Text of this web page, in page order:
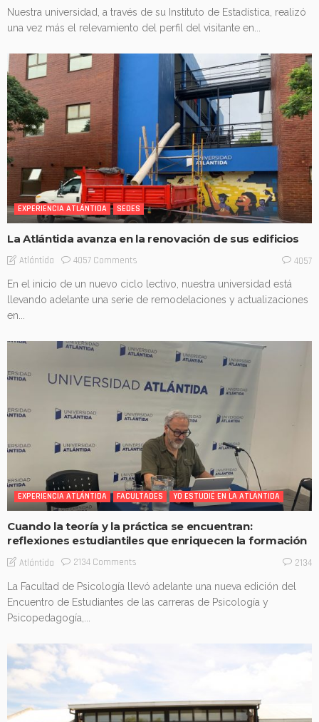
Nuestra universidad, a través de su Instituto de Estadística, realizó
una vez más el relevamiento del perfil del visitante en...
EXPERIENCIA ATLÁNTIDA SEDES
La Atlántida avanza en la renovación de sus edificios
Atlántida 4057 Comments 4057
En el inicio de un nuevo ciclo lectivo, nuestra universidad está
llevando adelante una serie de remodelaciones y actualizaciones
en...
EXPERIENCIA ATLÁNTIDA FACULTADES YO ESTUDIÉ EN LA ATLÁNTIDA
Cuando la teoría y la práctica se encuentran:
reflexiones estudiantiles que enriquecen la formación
Atlántida 2134 Comments 2134
La Facultad de Psicología llevó adelante una nueva edición del
Encuentro de Estudiantes de las carreras de Psicología y
Psicopedagogía,...